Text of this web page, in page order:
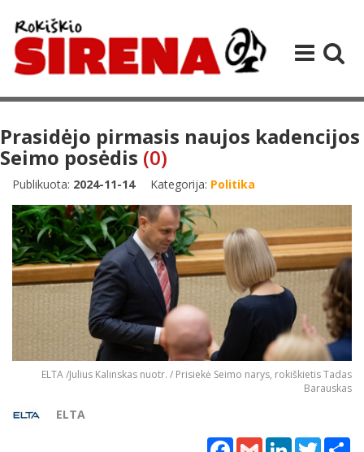
Prasidėjo pirmasis naujos kadencijos
Seimo posėdis (0)
Publikuota: 2024-11-14 Kategorija: Politika
ELTA /Julius Kalinskas nuotr. / Prisiekė Seimo narys, rokiškietis Tadas
Barauskas
ELTA
Facebook
Gmail LinkedInTwitter